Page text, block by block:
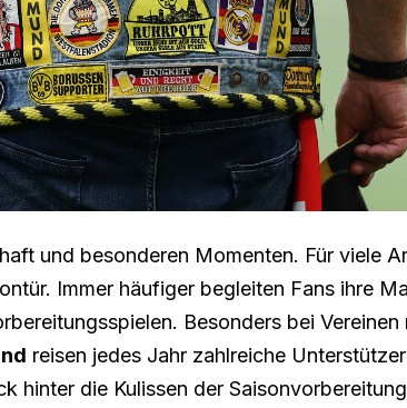
und besonderen Momenten. Für viele
Immer häufiger begleiten Fans ihre
Besonders bei
reisen jedes Jahr zahlreiche
hinter die Kulissen der